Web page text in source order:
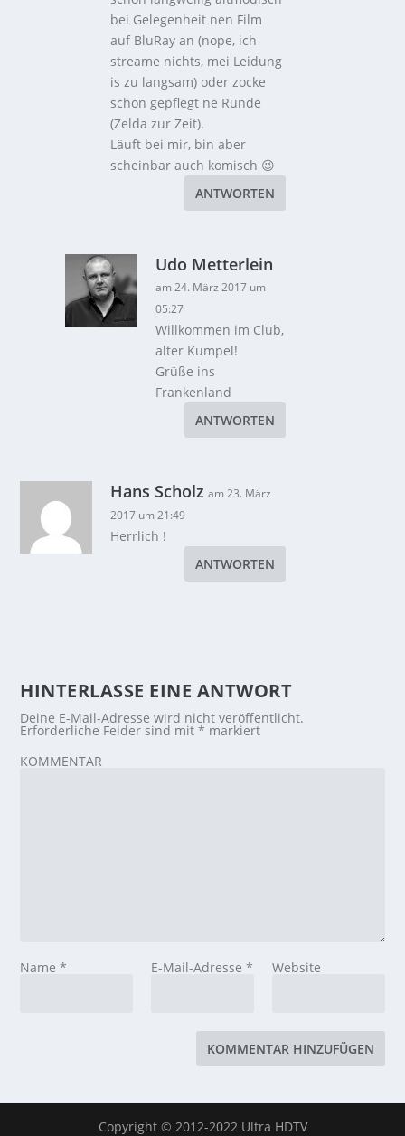
bei Gelegenheit nen Film
auf BluRay an (nope, ich
streame nichts, mei Leidung
is zu langsam) oder zocke
schön gepflegt ne Runde
(Zelda zur Zeit).
Läuft bei mir, bin aber
scheinbar auch komisch 😉
ANTWORTEN
Udo Metterlein
am 24. März 2017 um
05:27
Willkommen im Club,
alter Kumpel!
Grüße ins
Frankenland
ANTWORTEN
Hans Scholz am 23. März
2017 um 21:49
Herrlich !
ANTWORTEN
HINTERLASSE EINE ANTWORT
Deine E-Mail-Adresse wird nicht veröffentlicht.
Erforderliche Felder sind mit* markiert
KOMMENTAR
Name* E-Mail-Adresse * Website
Copyright © 2012-2022 Ultra HDTV